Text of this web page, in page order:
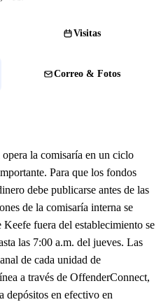
Visitas
Correo & Fotos
la comisaría en un ciclo
Para que los fondos
debe publicarse antes de las
de la comisaría interna se
fuera del establecimiento se
las 7:00 a.m. del jueves. Las
de cada unidad de
a través de OffenderConnect,
depósitos en efectivo en